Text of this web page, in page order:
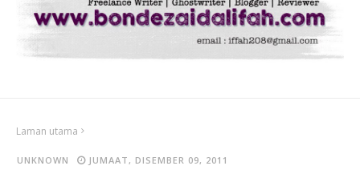
Laman utama
UNKNOWN JUMAAT, DISEMBER 09, 2011